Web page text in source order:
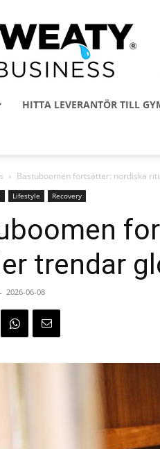
Sweaty
Business
HITTA LEVERANTÖR TILL
Bastuboomen fortsätter: nordiska
Lifestyle Recovery
trendar
- 2026-06-08